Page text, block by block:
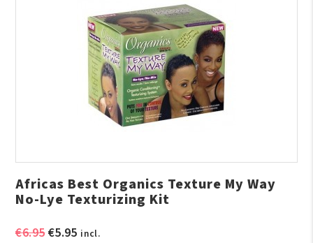
Africas Best Organics Texture My Way
No-Lye Texturizing Kit
€6.95Oorspronkelijke
€5.95Huidige
incl.